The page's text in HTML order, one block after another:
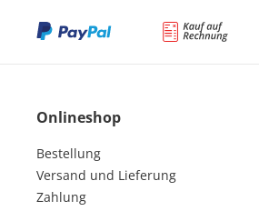
Onlineshop
Bestellung
Versand und Lieferung
Zahlung